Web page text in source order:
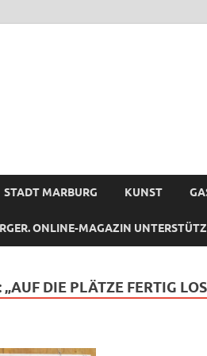
STADT MARBURG KUNST
ONLINE-MAGAZIN
„AUF DIE PLÄTZE FERTIG